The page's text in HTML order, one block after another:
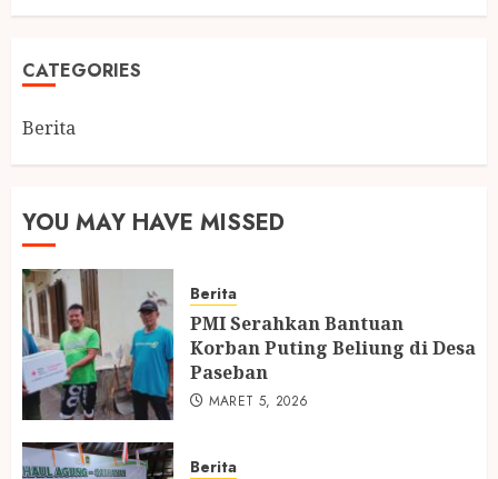
CATEGORIES
Berita
YOU MAY HAVE MISSED
Berita
PMI Serahkan Bantuan
Korban Puting Beliung di Desa
Paseban
MARET 5, 2026
Berita